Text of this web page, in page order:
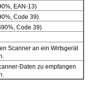
EAN-13)
Code 39)
Code 39)
Scanner an ein Wirtsgerät
Daten zu empfangen